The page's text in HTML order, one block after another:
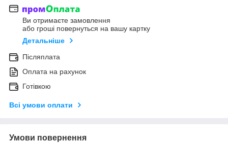
Ви отримаєте замовлення
або гроші повернуться на вашу картку
Детальніше
Післяплата
Оплата на рахунок
Готівкою
Всі умови оплати
Умови повернення